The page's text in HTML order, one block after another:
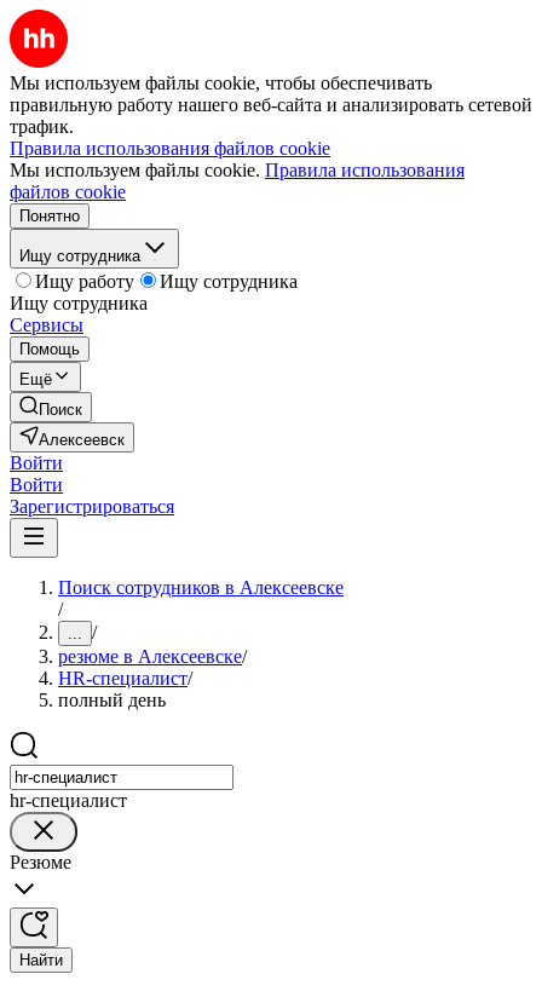
Мы используем файлы cookie, чтобы обеспечивать
правильную работу нашего веб-сайта и анализировать сетевой
трафик.
Правила использования файлов cookie
Мы используем файлы cookie. Правила использования
файлов cookie
Понятно
Ищу сотрудника
Ищу работу
Ищу сотрудника
Ищу сотрудника
Сервисы
Помощь
Ещё
Поиск
Алексеевск
Войти
Войти
Зарегистрироваться
Поиск сотрудников в Алексеевске
/
... /
резюме в Алексеевске/
HR-специалист/
полный день
hr-специалист
Резюме
Найти